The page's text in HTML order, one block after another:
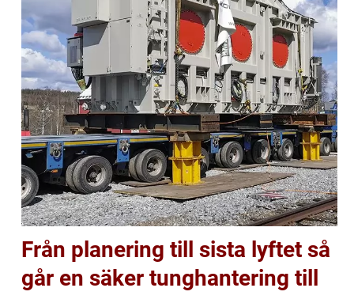
Från planering till sista lyftet så
går en säker tunghantering till